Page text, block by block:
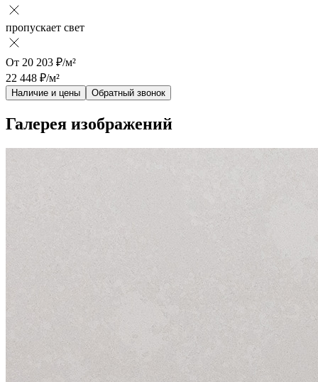
пропускает свет
От 20 203 ₽/м²
22 448 ₽/м²
Наличие и цены Обратный звонок
Галерея изображений